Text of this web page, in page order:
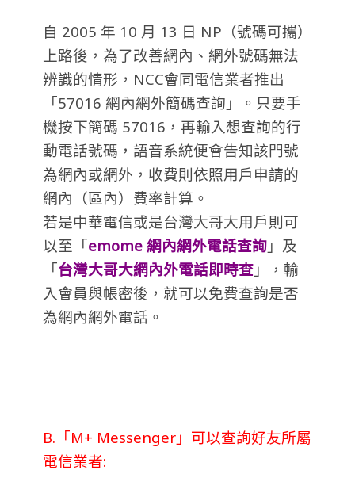
自 2005 年 10 月 13 日 NP（號碼可攜）
上路後，為了改善網內、網外號碼無法
辨識的情形，NCC會同電信業者推出
「57016 網內網外簡碼查詢」。只要手
機按下簡碼 57016，再輸入想查詢的行
動電話號碼，語音系統便會告知該門號
為網內或網外，收費則依照用戶申請的
網內（區內）費率計算。
若是中華電信或是台灣大哥大用戶則可
以至「emome 網內網外電話查詢 」及
「台灣大哥大網內外電話即時查 」，輸
入會員與帳密後，就可以免費查詢是否
為網內網外電話。
B.「M+ Messenger」可以查詢好友所屬
電信業者: